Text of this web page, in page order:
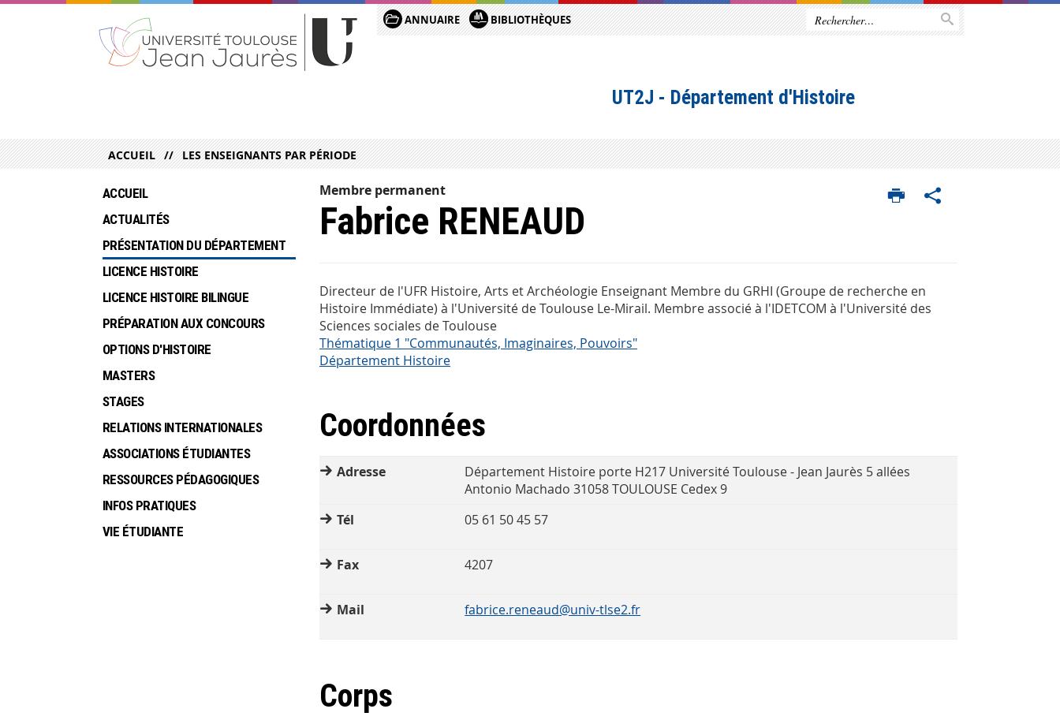
ANNUAIRE BIBLIOTHÈQUES
UT2J - Département d'Histoire
ACCUEIL LES ENSEIGNANTS PAR PÉRIODE
Membre permanent
Fabrice RENEAUD
Directeur de l'UFR Histoire, Arts et Archéologie Enseignant Membre du GRHI (Groupe de recherche en
Histoire Immédiate) à l'Université de Toulouse Le-Mirail. Membre associé à l'IDETCOM à l'Université des
Sciences sociales de Toulouse
Thématique 1 "Communautés, Imaginaires, Pouvoirs"
Département Histoire
Coordonnées
Adresse
Département Histoire porte H217 Université Toulouse - Jean Jaurès 5 allées
Antonio Machado 31058 TOULOUSE Cedex 9
Tél
05 61 50 45 57
Fax 4207
Mail fabrice.reneaud@univ-tlse2.fr
Corps
ACCUEIL
ACTUALITÉS
PRÉSENTATION DU DÉPARTEMENT
LICENCE HISTOIRE
LICENCE HISTOIRE BILINGUE
PRÉPARATION AUX CONCOURS
OPTIONS D'HISTOIRE
MASTERS
STAGES
RELATIONS INTERNATIONALES
ASSOCIATIONS ÉTUDIANTES
RESSOURCES PÉDAGOGIQUES
INFOS PRATIQUES
VIE ÉTUDIANTE